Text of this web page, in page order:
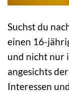
Suchst du
einen 16-
und nicht nur
angesichts
Interessen